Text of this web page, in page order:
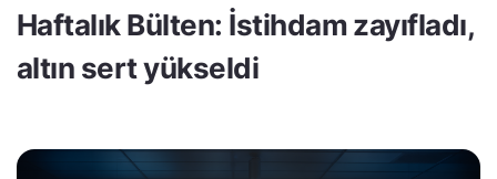
Haftalık Bülten: İstihdam zayıfladı,
altın sert yükseldi